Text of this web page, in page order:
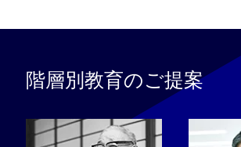
階層別教育のご提案